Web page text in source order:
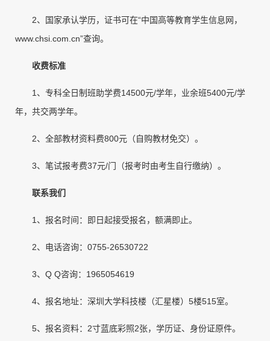
2、国家承认学历，证书可在“中国高等教育学生信息网，
www.chsi.com.cn”查询。
收费标准
1、专科全日制班助学费14500元/学年，业余班5400元/学
年，共交两学年。
2、全部教材资料费800元（自购教材免交）。
3、笔试报考费37元/门（报考时由考生自行缴纳）。
联系我们
1、报名时间：即日起接受报名，额满即止。
2、电话咨询：0755-26530722
3、Q Q咨询：1965054619
4、报名地址：深圳大学科技楼（汇星楼）5楼515室。
5、报名资料：2寸蓝底彩照2张，学历证、身份证原件。